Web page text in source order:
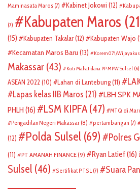
Maminasata Maros (7) Kabinet Jokowi (12)
(7) Kabupaten Maros
(15)
Kabupaten Takalar(12) Kabupaten Wajo
Kecamatan Maros Baru (13) Korem 071/
Makassar (43) Koti Mahatidana PP MPW Sulsel (6)
ASEAN 2022 (10) Lahan di Lantebung(11)
Lapas kelas IIB Maros (21) LBH SPK
PHLH (16) LSM KIPFA (47) MTQ di
Pengadilan Negeri Makassar (8) pertambangan (7)
(12)
Polda Sulsel (69) Polres
(11)
PT AMANAH FINANCE(9) Ryan Latief(16)
Sulsel (46) Sertifikat PTSL (7) Suara